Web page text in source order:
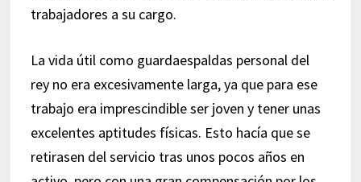
trabajadores a su cargo.
La vida útil como guardaespaldas personal del
rey no era excesivamente larga, ya que para ese
trabajo era imprescindible ser joven y tener unas
excelentes aptitudes físicas. Esto hacía que se
retirasen del servicio tras unos pocos años en